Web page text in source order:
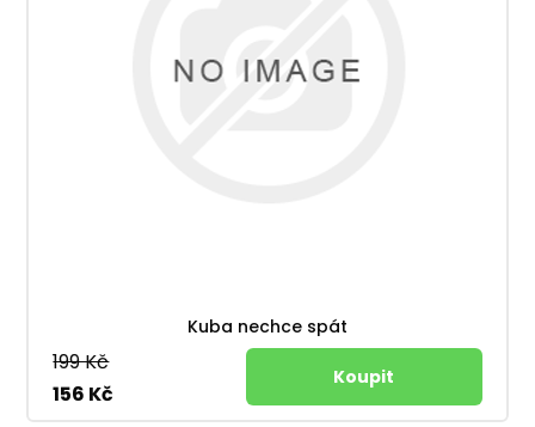
Kuba nechce spát
199 Kč
156 Kč